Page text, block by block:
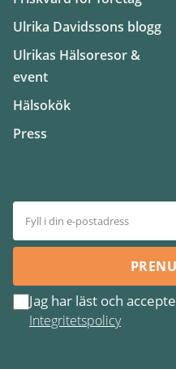
Ulrika Davidssons blogg
Ulrikas Hälsoresor &
event
Hälsokök
Press
Jag har läst och
Integritetspolicy